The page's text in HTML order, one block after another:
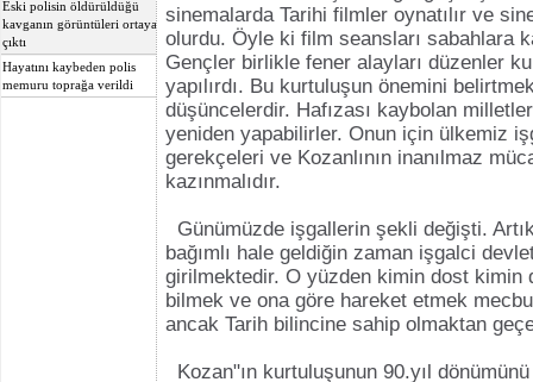
Eski polisin öldürüldüğü
kavganın görüntüleri ortaya
çıktı
Hayatını kaybeden polis
memuru toprağa verildi
sinemalarda Tarihi filmler oynatılır ve
olurdu. Öyle ki film seansları sabahlara
Gençler birlikle fener alayları düzenler
yapılırdı. Bu kurtuluşun önemini
düşüncelerdir. Hafızası kaybolan
yeniden yapabilirler. Onun için ülkemiz
gerekçeleri ve Kozanlının inanılmaz
kazınmalıdır.
Günümüzde işgallerin şekli değişti.
bağımlı hale geldiğin zaman işgalci
girilmektedir. O yüzden kimin dost kimin
bilmek ve ona göre hareket etmek
ancak Tarih bilincine sahip olmaktan
Kozan"ın kurtuluşunun 90.yıl